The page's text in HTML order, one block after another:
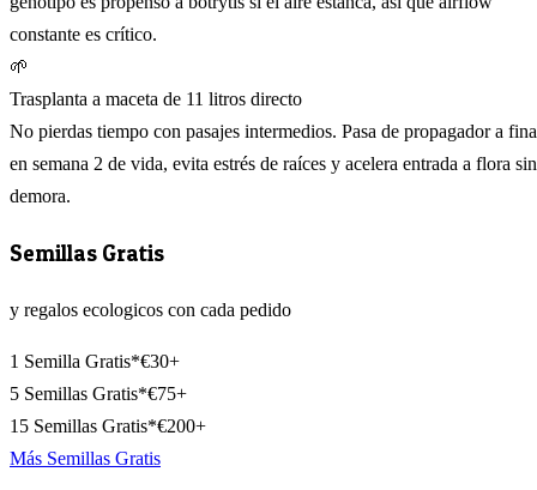
constante es crítico.
🌱
Trasplanta a maceta de 11 litros directo
No pierdas tiempo con pasajes intermedios. Pasa de propagador a
en semana 2 de vida, evita estrés de raíces y acelera entrada a flora sin
demora.
Semillas Gratis
y regalos ecologicos con cada pedido
1 Semilla Gratis*€30+
5 Semillas Gratis*€75+
15 Semillas Gratis*€200+
Más Semillas Gratis